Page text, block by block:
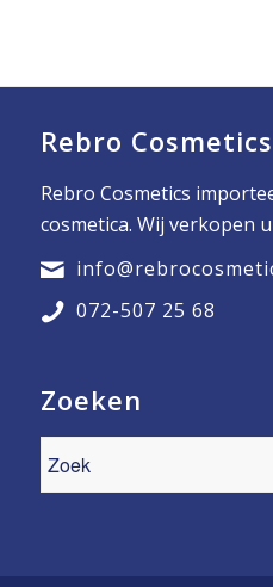
Rebro Cosmetics
Rebro Cosmetics
cosmetica. Wij verkopen
072-507 25 68
Zoeken